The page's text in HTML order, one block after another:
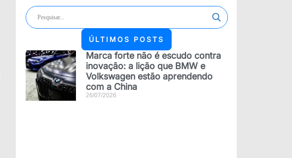
ÚLTIMOS POSTS
Marca forte não é escudo contra
inovação: a lição que BMW e
Volkswagen estão aprendendo
com a China
26/07/2026